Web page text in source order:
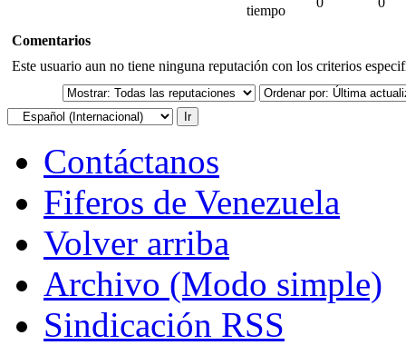
tiempo
Comentarios
Este usuario aun no tiene ninguna reputación con los criterios
Contáctanos
Fiferos de Venezuela
Volver arriba
Archivo (Modo simple)
Sindicación RSS